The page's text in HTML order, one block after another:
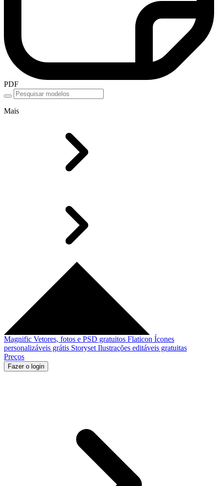
PDF
Mais
Magnific Vetores, fotos e PSD gratuitos Flaticon Ícones
personalizáveis grátis Storyset Ilustrações editáveis gratuitas
Preços
Fazer o login